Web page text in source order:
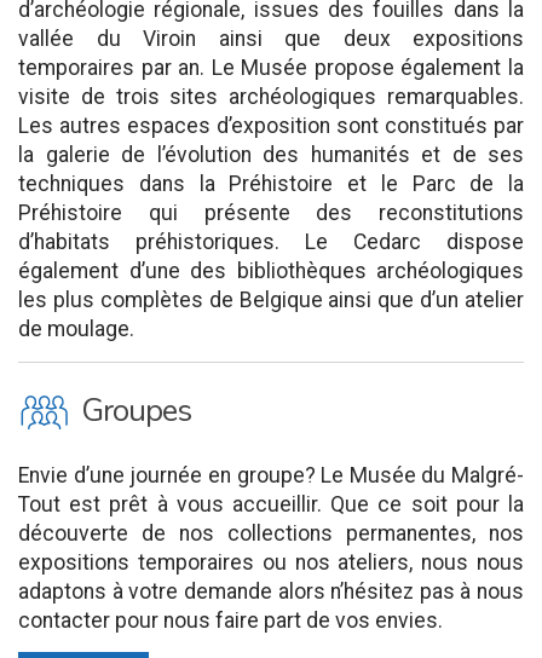
d’archéologie régionale, issues des fouilles dans la
vallée du Viroin ainsi que deux expositions
temporaires par an. Le Musée propose également la
visite de trois sites archéologiques remarquables.
Les autres espaces d’exposition sont constitués par
la galerie de l’évolution des humanités et de ses
techniques dans la Préhistoire et le Parc de la
Préhistoire qui présente des reconstitutions
d’habitats préhistoriques. Le Cedarc dispose
également d’une des bibliothèques archéologiques
les plus complètes de Belgique ainsi que d’un atelier
de moulage.
O Groupes
Envie d’une journée en groupe? Le Musée du Malgré-
Tout est prêt à vous accueillir. Que ce soit pour la
découverte de nos collections permanentes, nos
expositions temporaires ou nos ateliers, nous nous
adaptons à votre demande alors n’hésitez pas à nous
contacter pour nous faire part de vos envies.